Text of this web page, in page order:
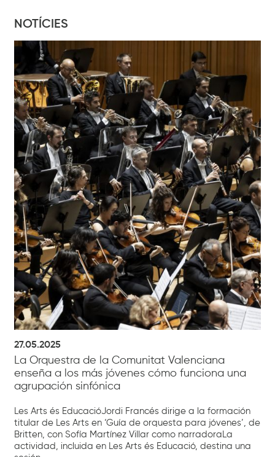
NOTÍCIES
27.05.2025
La Orquestra de la Comunitat Valenciana
enseña a los más jóvenes cómo funciona una
agrupación sinfónica
Les Arts és EducacióJordi Francés dirige a la formación
titular de Les Arts en ‘Guía de orquesta para jóvenes’, de
Britten, con Sofía Martínez Villar como narradoraLa
actividad, incluida en Les Arts és Educació, destina una